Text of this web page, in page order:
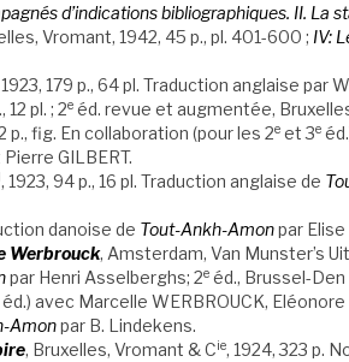
d’indications bibliographiques. II. La
Vromant, 1942, 45 p., pl. 401-600 ; IV:
179 p., 64 pl. Traduction anglaise par
12 pl. ; 2eéd. revue et augmentée,
fig. En collaboration (pour les 2eet 3e
GILBERT.
, 1923, 94 p., 16 pl. Traduction anglaise de
danoise de Tout-Ankh-Amonpar Elise
Werbrouck, Amsterdam, Van Munster’s
par Henri Asselberghs; 2eéd., Brussel-Den
avec Marcelle WERBROUCK,
Amonpar B. Lindekens.
, Bruxelles, Vromant & Cie, 1924, 323 p.